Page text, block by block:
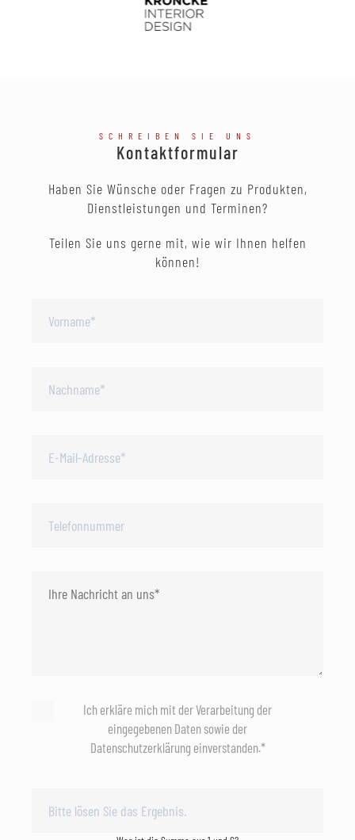
SCHREIBEN SIE UNS
Kontaktformular
Haben Sie Wünsche oder Fragen zu Produkten,
Dienstleistungen und Terminen?
Teilen Sie uns gerne mit, wie wir Ihnen helfen
können!
Ich erkläre mich mit der Verarbeitung der
eingegebenen Daten sowie der
Datenschutzerklärung einverstanden.*